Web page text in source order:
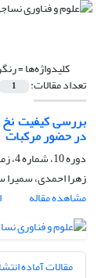
کلیدواژه‌ها =
تعداد مقالات: 1
بررسی کیفیت
در حضور مرکبات
دوره 10، شماره 4، زمستان 1400، صفحه
زهرا احمدی، سمیرا
مشاهده مقاله
مقالات آماده